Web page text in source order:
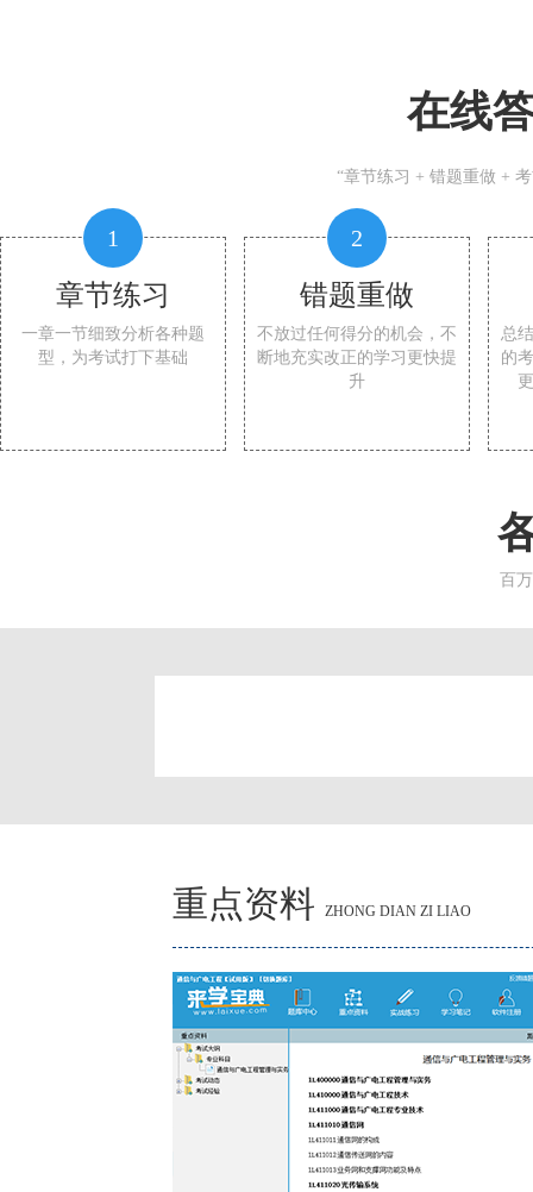
在线
“章节练习 + 错题重做 +
1
章节练习
一章一节细致分析各种题
型，为考试打下基础
2
错题重做
不放过任何得分的机会，不
断地充实改正的学习更快提
升
总
的
百
重点资料 ZHONG DIAN ZI LIAO